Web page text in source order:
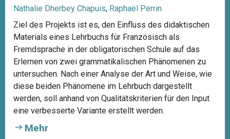
Nathalie Dherbey Chapuis, Raphaël Perrin
Ziel des Projekts ist es, den Einfluss des didaktischen
Materials eines Lehrbuchs für Französisch als
Fremdsprache in der obligatorischen Schule auf das
Erlernen von zwei grammatikalischen Phänomenen zu
untersuchen. Nach einer Analyse der Art und Weise, wie
diese beiden Phänomene im Lehrbuch dargestellt
werden, soll anhand von Qualitätskriterien für den Input
eine verbesserte Variante erstellt werden.
Mehr